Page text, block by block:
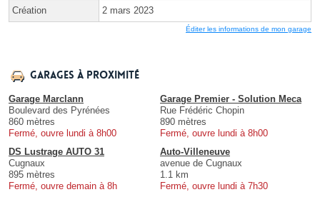
Création 2 mars 2023
Éditer les informations de mon garage
Garages à proximité
Garage Marclann
Boulevard des Pyrénées
860 mètres
Fermé, ouvre lundi à 8h00
Garage Premier - Solution Meca
Rue Frédéric Chopin
890 mètres
Fermé, ouvre lundi à 8h00
DS Lustrage AUTO 31
Cugnaux
895 mètres
Fermé, ouvre demain à 8h
Auto-Villeneuve
avenue de Cugnaux
1.1 km
Fermé, ouvre lundi à 7h30